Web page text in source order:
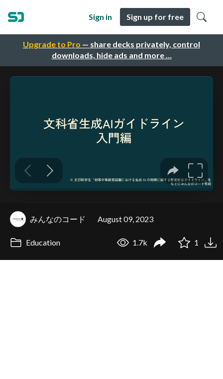
Upgrade to Pro — share decks privately, control
downloads, hide ads and more …
Sign in Sign up for free
みんなのコード August 09, 2023
Education 1.7k 1